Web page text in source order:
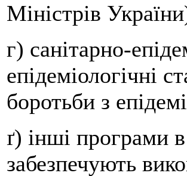
Міністрів
г) санітарно-
епідеміологічні
боротьби з
ґ) інші програми
забезпечують